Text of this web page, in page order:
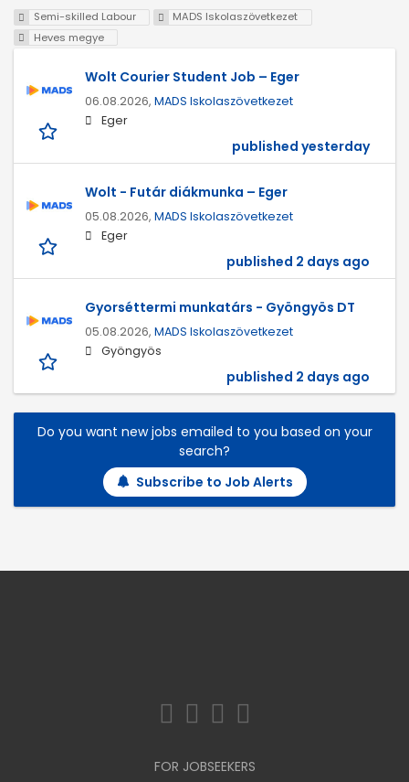
Semi-skilled Labour
MADS Iskolaszövetkezet
Heves megye
Wolt Courier Student Job – Eger
06.08.2026, MADS Iskolaszövetkezet
Eger
published yesterday
Wolt - Futár diákmunka – Eger
05.08.2026, MADS Iskolaszövetkezet
Eger
published 2 days ago
Gyorséttermi munkatárs - Gyöngyös DT
05.08.2026, MADS Iskolaszövetkezet
Gyöngyös
published 2 days ago
Do you want new jobs emailed to you based on your
search?
Subscribe to Job Alerts
FOR JOBSEEKERS